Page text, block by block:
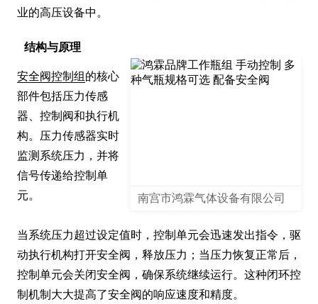
业的高压设备中。
结构与原理
南宫市鸿霖气体设备有限公司
安全阀控制组 的核心
部件包括压力传感
器、控制阀和执行机
构。压力传感器实时
监测系统压力，并将
信号传递给控制单
元。
当系统压力超过设定值时，控制单元会迅速发出指令，驱
动执行机构打开安全阀，释放压力；当压力恢复正常后，
控制单元会关闭安全阀，确保系统继续运行。这种闭环控
制机制大大提高了安全阀的响应速度和精度。